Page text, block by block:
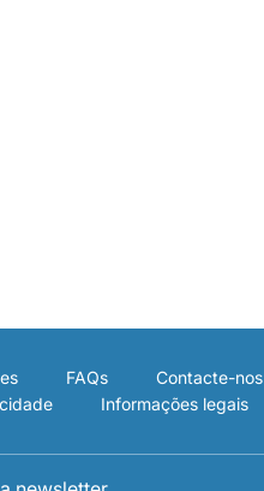
FAQs Contacte-nos
Informações legais